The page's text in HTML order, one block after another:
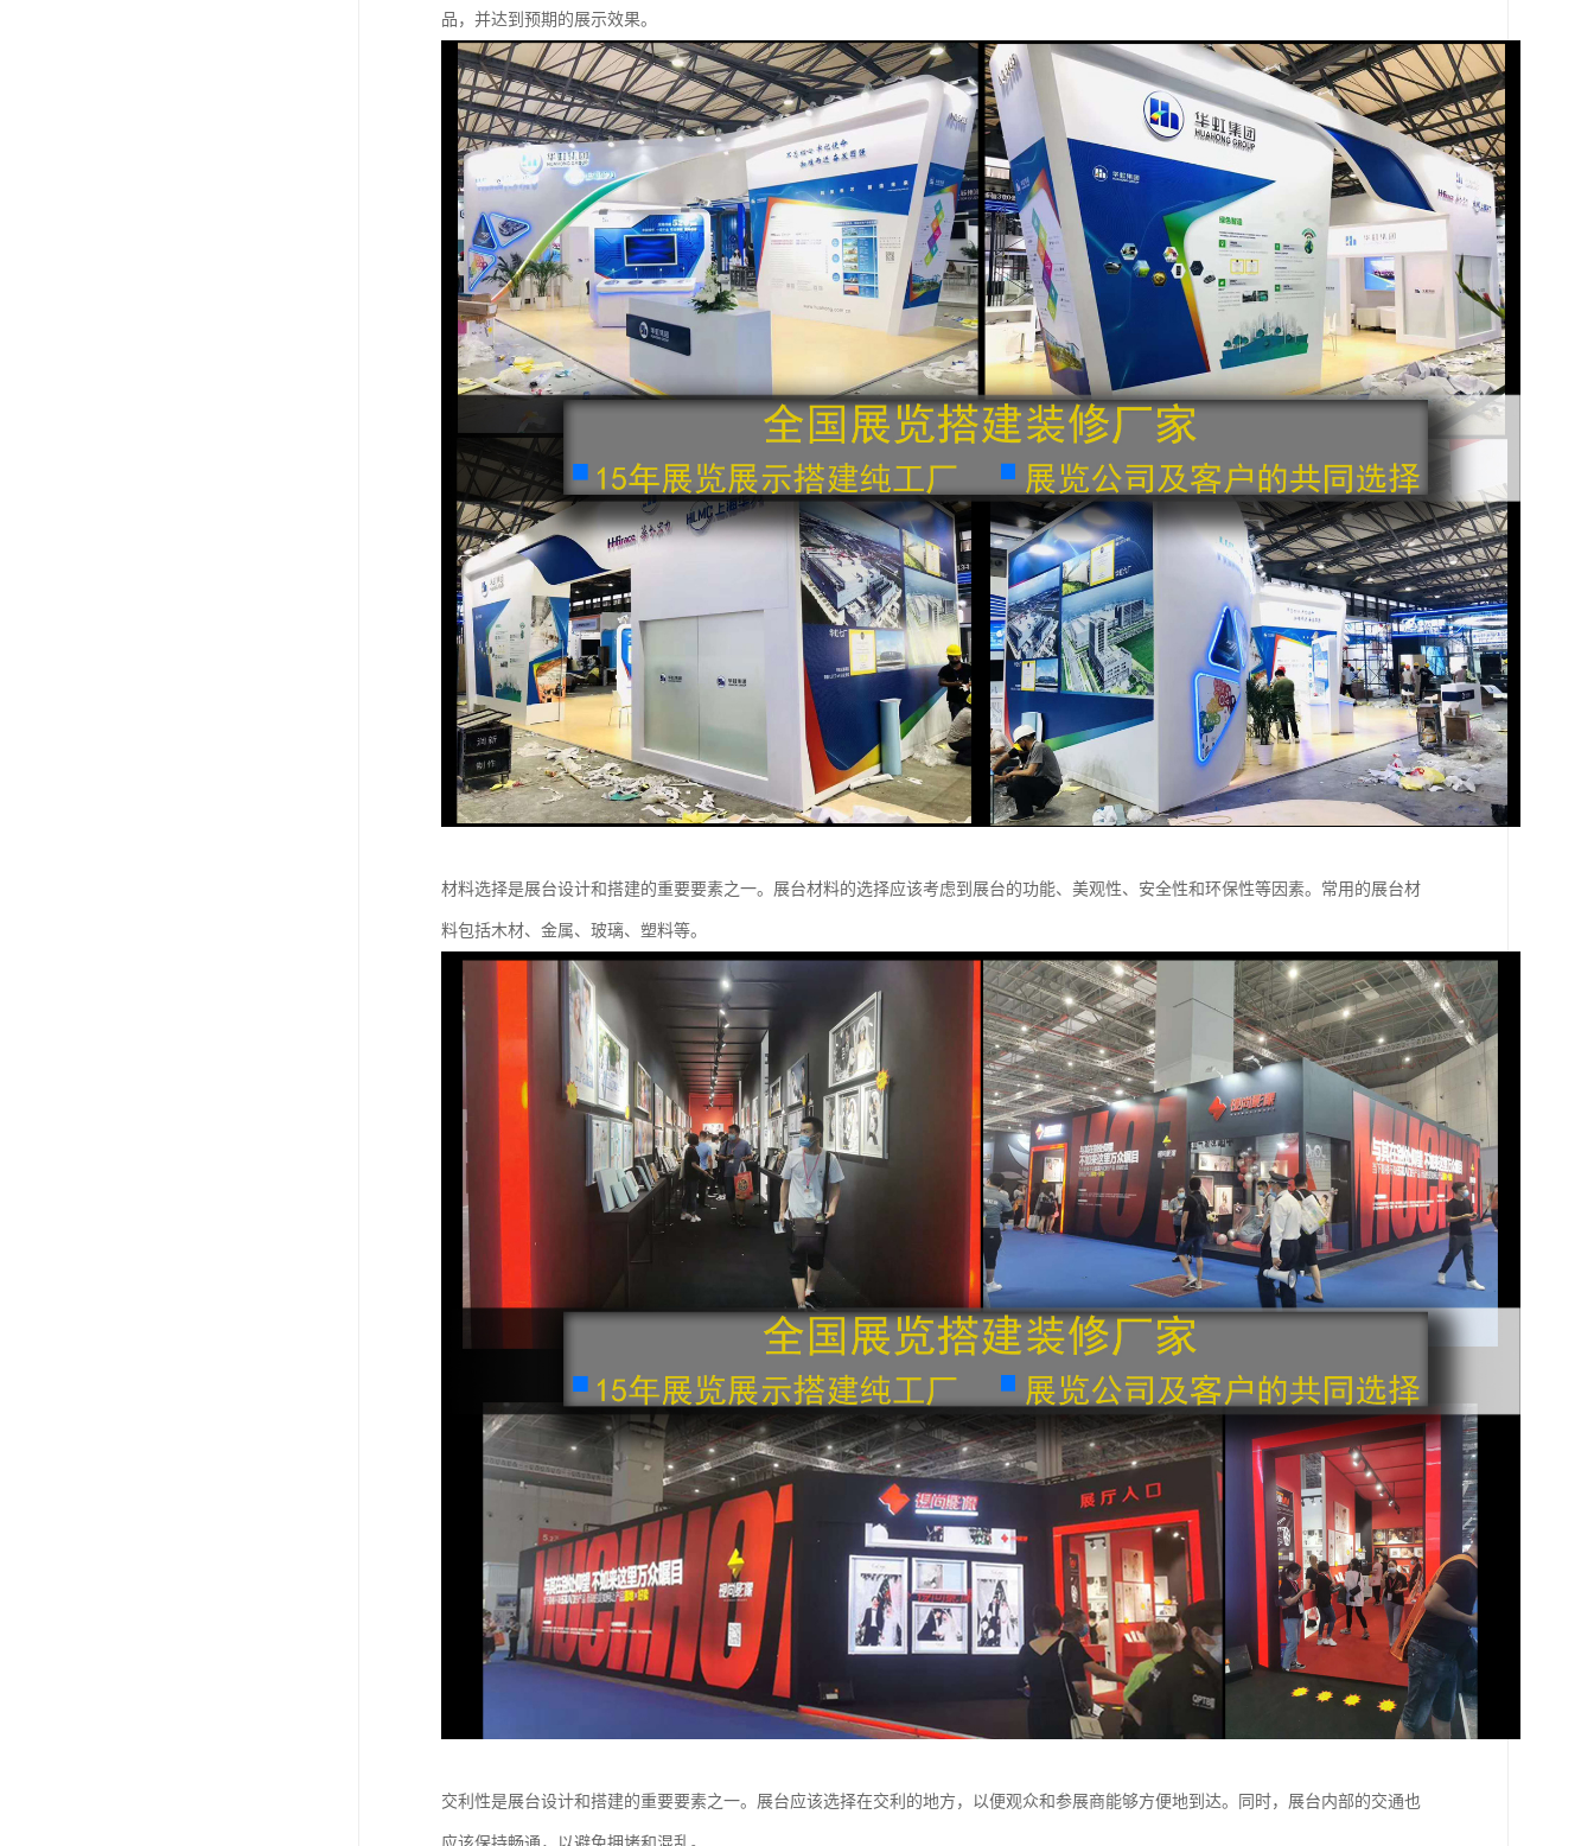
品，并达到预期的展示效果。
材料选择是展台设计和搭建的重要要素之一。展台材料的选择应该考虑到展台的功能、美观性、安全性和环保性等因素。常用的展台材
料包括木材、金属、玻璃、塑料等。
交利性是展台设计和搭建的重要要素之一。展台应该选择在交利的地方，以便观众和参展商能够方便地到达。同时，展台内部的交通也